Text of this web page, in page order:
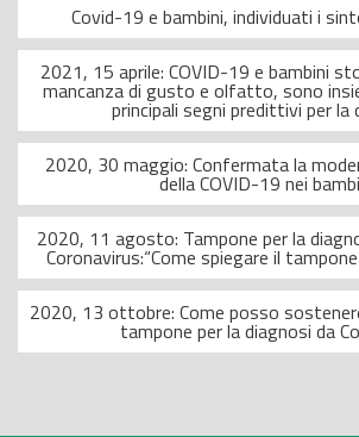
Covid-19 e bambini, individuati i
2021, 15 aprile: COVID-19 e bambini
mancanza di gusto e olfatto, sono
principali segni predittivi per la
2020, 30 maggio: Confermata la
della COVID-19 nei
2020, 11 agosto: Tampone per la
Coronavirus:“Come spiegare il
2020, 13 ottobre: Come posso
tampone per la diagnosi da